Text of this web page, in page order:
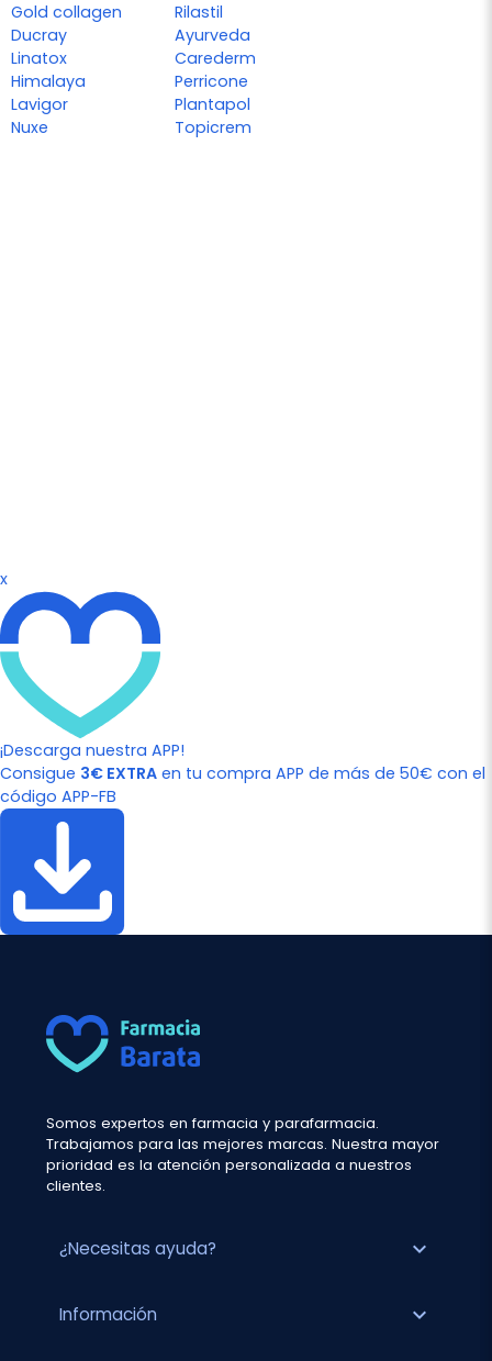
Gold collagen
Ducray
Linatox
Himalaya
Lavigor
Nuxe
Rilastil
Ayurveda
Carederm
Perricone
Plantapol
Topicrem
x
¡Descarga nuestra APP!
Consigue 3€ EXTRA en tu compra APP de más de 50€ con el
código APP-FB
Somos expertos en farmacia y parafarmacia.
Trabajamos para las mejores marcas. Nuestra mayor
prioridad es la atención personalizada a nuestros
clientes.
¿Necesitas ayuda? expand_more
Información expand_more